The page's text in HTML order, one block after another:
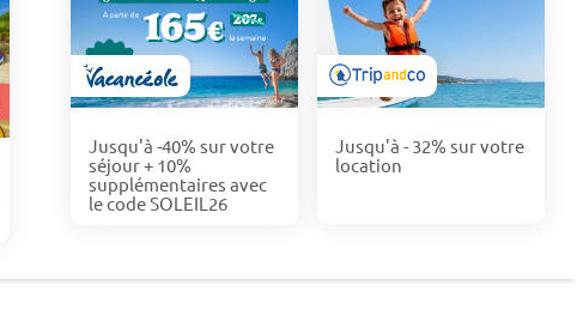
Jusqu'à -40% sur votre
séjour + 10%
supplémentaires avec
le code SOLEIL26
Jusqu'à - 32% sur votre
location